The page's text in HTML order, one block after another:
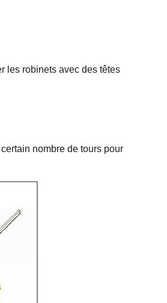
les robinets avec des têtes
nombre de tours pour